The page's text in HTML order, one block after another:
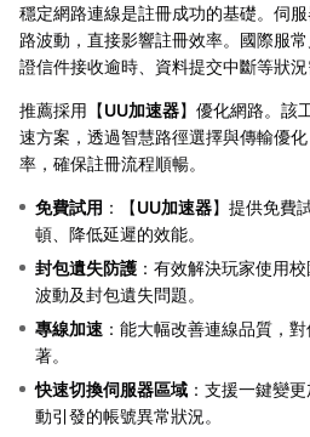
穩定網路連線是註冊成功的基礎。伺
路波動，直接影響註冊效率。國際服
證信件接收逾時、資料提交中斷等狀況
推薦採用【UU加速器】優化網路。該
速方案，透過智慧路徑選擇與傳輸優
率，確保註冊流程順暢。
免費試用 ：【UU加速器】提供免費
頓、降低延遲的效能。
封包遺失防護 ：有效解決玩家使用
波動及封包遺失問題。
專線加速 ：能大幅改善連線品質，
著。
快速切換伺服器區域 ：支援一鍵變
動引發的帳號異常狀況。